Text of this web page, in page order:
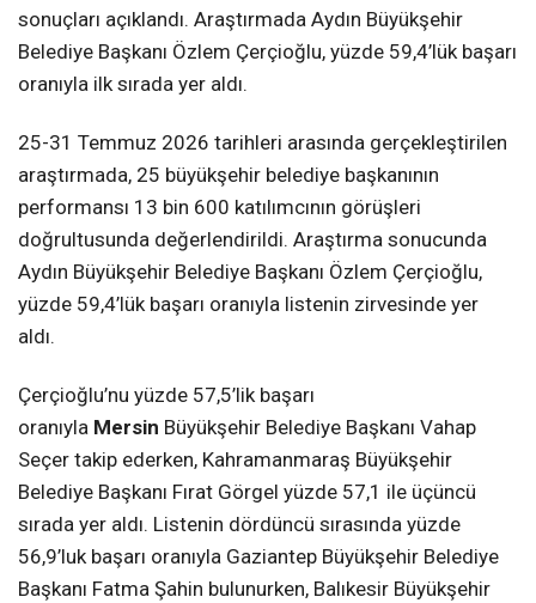
sonuçları açıklandı. Araştırmada Aydın Büyükşehir
Belediye Başkanı Özlem Çerçioğlu, yüzde 59,4’lük başarı
oranıyla ilk sırada yer aldı.
25-31 Temmuz 2026 tarihleri arasında gerçekleştirilen
araştırmada, 25 büyükşehir belediye başkanının
performansı 13 bin 600 katılımcının görüşleri
doğrultusunda değerlendirildi. Araştırma sonucunda
Aydın Büyükşehir Belediye Başkanı Özlem Çerçioğlu,
yüzde 59,4’lük başarı oranıyla listenin zirvesinde yer
aldı.
Çerçioğlu’nu yüzde 57,5’lik başarı
oranıyla Mersin Büyükşehir Belediye Başkanı Vahap
Seçer takip ederken, Kahramanmaraş Büyükşehir
Belediye Başkanı Fırat Görgel yüzde 57,1 ile üçüncü
sırada yer aldı. Listenin dördüncü sırasında yüzde
56,9’luk başarı oranıyla Gaziantep Büyükşehir Belediye
Başkanı Fatma Şahin bulunurken, Balıkesir Büyükşehir